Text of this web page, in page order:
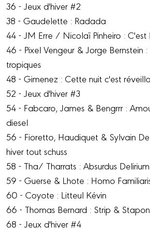
36 - Jeux d'hiver #2
38 - Gaudelette : Radada
44 - JM Erre / Nicolaï Pinheiro :
46 - Pixel Vengeur & Jorge Bernstein :
tropiques
48 - Gimenez : Cette nuit c'est
52 - Jeux d'hiver #3
54 - Fabcaro, James & Bengrrr :
diesel
56 - Fioretto, Haudiquet & Sylvain
hiver tout schuss
58 - Tha/ Tharrats : Absurdus Delirium
59 - Guerse & Lhote : Homo
60 - Coyote : Litteul Kévin
66 - Thomas Bernard : Strip &
68 - Jeux d'hiver #4